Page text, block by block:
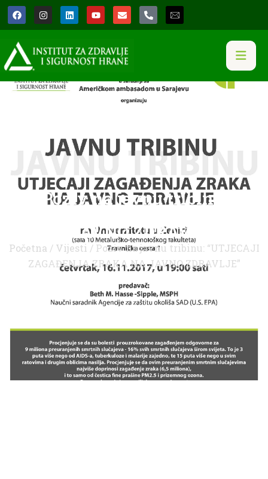
Poziv na javnu tribinu:
NA JAVNO ZDRAVLJE”
Početna / Vijesti / Poziv na javnu tribinu: “UTJECAJI
ZAGAĐENJA ZRAKA NA JAVNO ZDRAVLJE”